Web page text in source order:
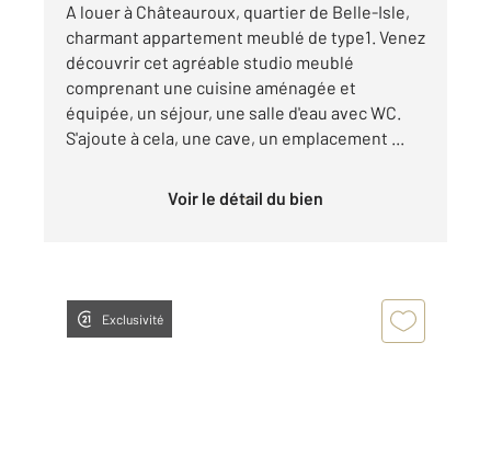
A louer à Châteauroux, quartier de Belle-Isle,
charmant appartement meublé de type1. Venez
découvrir cet agréable studio meublé
comprenant une cuisine aménagée et
équipée, un séjour, une salle d'eau avec WC.
S'ajoute à cela, une cave, un emplacement ...
Voir le détail du bien
Exclusivité